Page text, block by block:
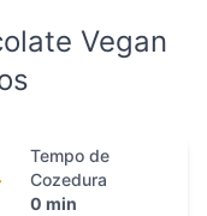
Vegan
Tempo de
Cozedura
0 min